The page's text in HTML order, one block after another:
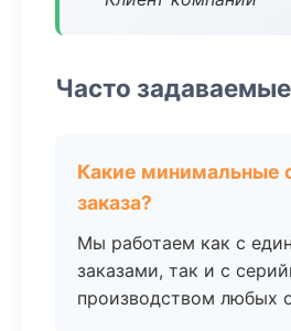
Часто
Какие минимальные
заказа?
Мы работаем как с
заказами, так и с
производством любых